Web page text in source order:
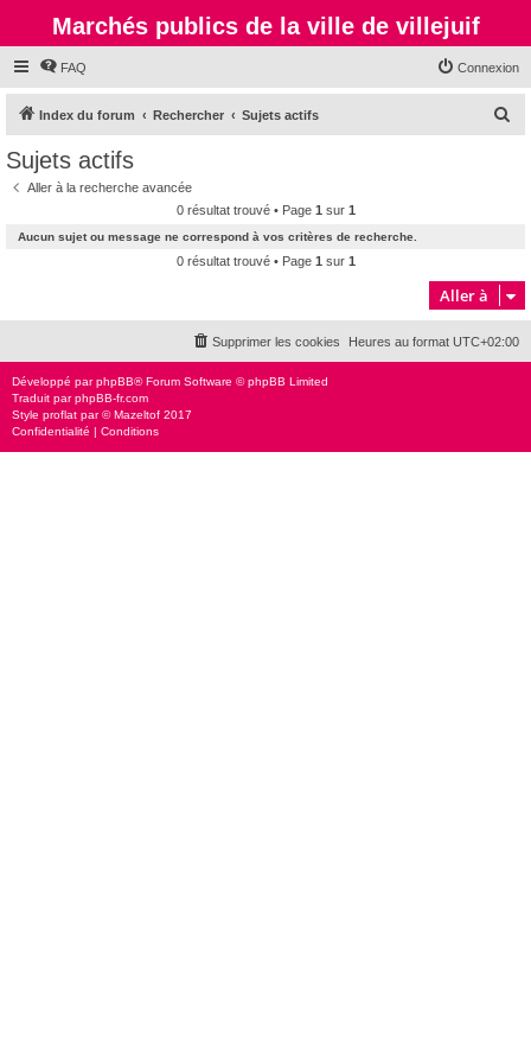
Marchés publics de la ville de villejuif
FAQ Connexion
Index du forum Rechercher Sujets actifs
c
h
e
Sujets actifs
Aller à la recherche avancée
0 résultat trouvé • Page 1 sur 1
Aucun sujet ou message ne correspond à vos critères de recherche.
0 résultat trouvé • Page 1 sur 1
Aller à
Heures au format UTC+02:00
Supprimer les cookies
Développé parphpBB® Forum Software © phpBB Limited
Traduit parphpBB-fr.com
Style proflat par ©Mazeltof 2017
Confidentialité | Conditions